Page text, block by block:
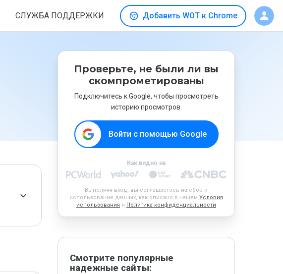
СЛУЖБА ПОДДЕРЖКИ Добавить WOT к Chrome
Проверьте, не были ли вы
скомпрометированы
Подключитесь к Google, чтобы просмотреть
историю просмотров.
Войти с помощью Google
Как видно на
Выполняя вход, вы соглашаетесь на сбор и
использование данных, как описано в нашем Условия
использования и Политика конфиденциальности
Смотрите популярные
надежные сайты: